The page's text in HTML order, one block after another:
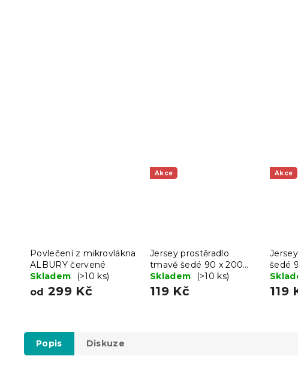
Povlečení z mikrovlákna
ALBURY červené
Skladem
(>10 ks)
od 299 Kč
Akce
Jersey prostěradlo
tmavě šedé 90 x 200
cm
Skladem (>10 ks)
119 Kč
Akce
šedé
119
Popis Diskuze